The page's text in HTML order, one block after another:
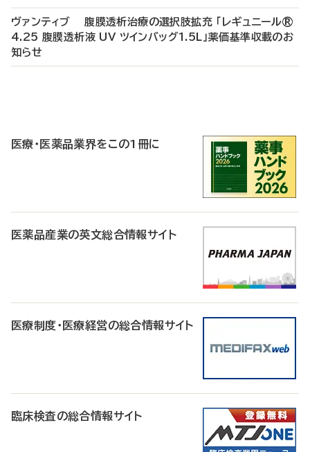
ヴァンティブ 腹膜透析治療の選択肢拡充 「レギュニール®
4.25 腹膜透析液 UV ツインバッグ1.5L」薬価基準収載のお
知らせ
医療・医薬品業界をこの1冊に
医薬品産業の英文総合情報サイト
医療制度・医療経営の総合情報サイト
臨床検査の総合情報サイト